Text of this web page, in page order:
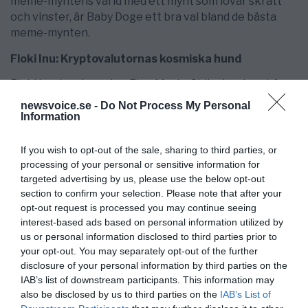
newsvoice.se - Do Not Process My Personal
Information
If you wish to opt-out of the sale, sharing to third parties, or
processing of your personal or sensitive information for
targeted advertising by us, please use the below opt-out
section to confirm your selection. Please note that after your
opt-out request is processed you may continue seeing
interest-based ads based on personal information utilized by
us or personal information disclosed to third parties prior to
your opt-out. You may separately opt-out of the further
disclosure of your personal information by third parties on the
IAB’s list of downstream participants. This information may
also be disclosed by us to third parties on the IAB’s List of
och vinster, är Baby Doge ett bra val bland de bästa
meme-mynten.
Floki Inu: Kryptovalutornas kosmiska hund
Floki Inu, inspirerad av Elon Musks Shiba Inu-hund, är
mer än bara en lekfull valp i det stora universumet av
kryptovalutor. Som ett av de bästa meme-mynten
finansiell innovation. Flokis hyperdeflationära
karaktär säkerställer att varje transaktion belönar
innehavare med ytterligare Floki-mynt, vilket gör det
till en härlig upplevelse att äga dessa.
Men det roliga slutar inte där. Myntets koppling till
Elon Musk och dess livliga, rymdutforskande
community gör det till ett, i detta fall positivt nog,
trendbaserat ämne som driver uppmärksamhet och
potentiell tillväxt. Att investera i Floki Inu är att bli en
del av en kosmisk resa fylld av memes, belöningar och